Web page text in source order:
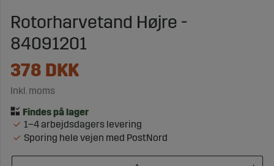
Rotorharvetand Højre -
84091201
378 DKK
Inkl. moms
1–4 arbejdsdagers levering
Sporing hele vejen med PostNord